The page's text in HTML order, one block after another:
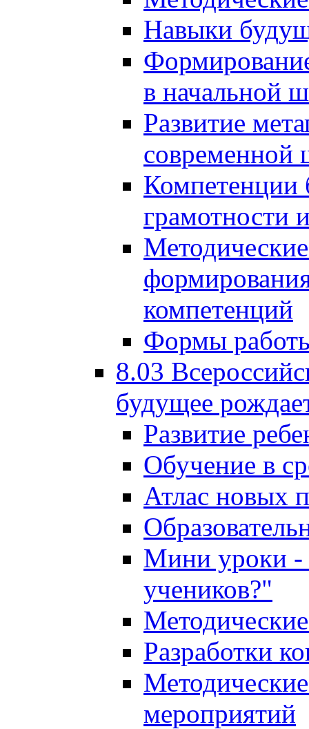
Навыки
в начальной
Развитие
современной
Компетенции
грамотности
компетенций
Формы
8.03
будущее
Развитие
Обучение в
Атлас новых
Мини уроки -
учеников?"
Разработки
мероприятий